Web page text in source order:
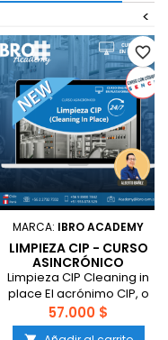
<
MARCA: IBRO ACADEMY
LIMPIEZA CIP - CURSO
ASINCRÓNICO
Limpieza CIP Cleaning in
place El acrónimo CIP, o
limpieza in situ, es un sistema
que limpia haciendo circular
57.000 $
favorite_border